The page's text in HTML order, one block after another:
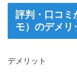
評判・口コミ
モ）のデメリ
デメリット